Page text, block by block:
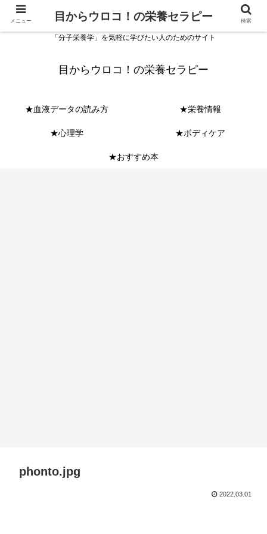
「分子栄養学」を気軽に学びたい人のためのサイト
目からウロコ！の栄養セラピー
★血液データの読み方 ★栄養情報
★心理学 ★ボディケア
★おすすめ本
phonto.jpg
2022.03.01
メニュー 目からウロコ！の栄養セラピー 検索